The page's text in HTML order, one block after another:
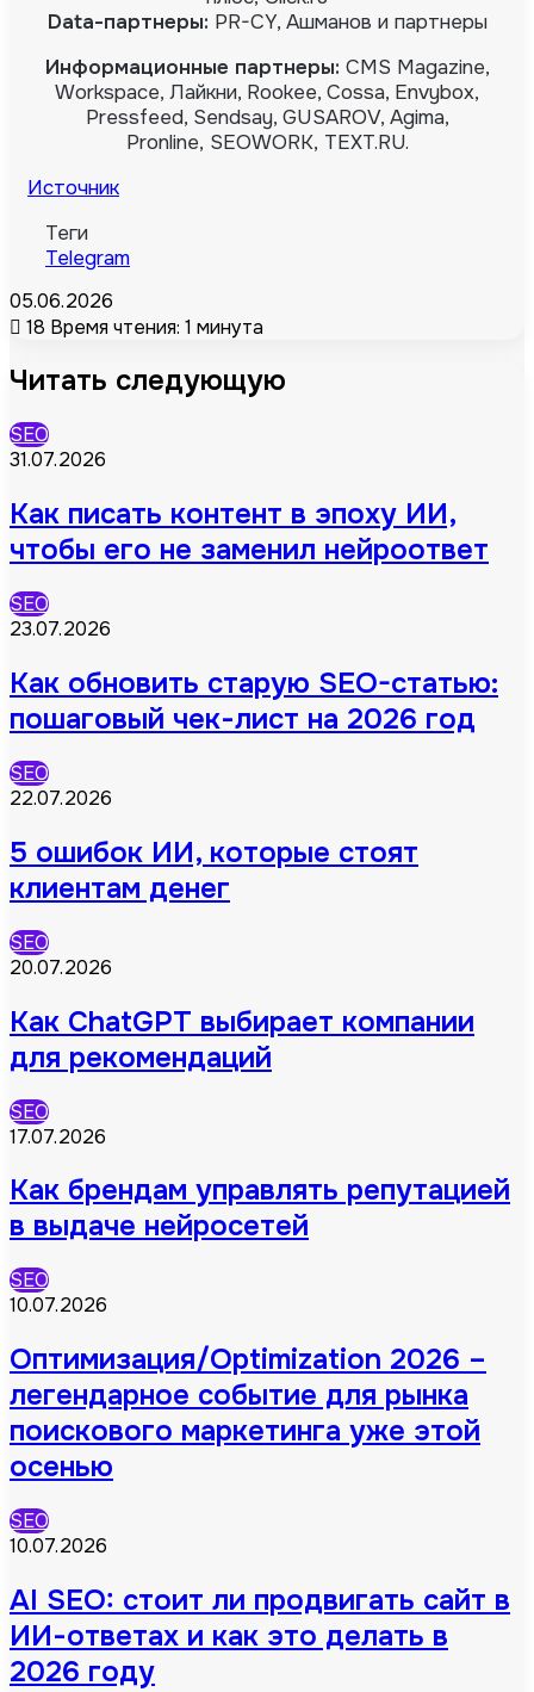
Data-партнеры: PR-CY, Ашманов и партнеры
Информационные партнеры: CMS Magazine,
Workspace, Лайкни, Rookee, Cossa, Envybox,
Pressfeed, Sendsay, GUSAROV, Agima,
Pronline, SEOWORK, TEXT.RU.
Источник
Теги
Telegram
05.06.2026
18 Время чтения: 1 минута
Читать следующую
SEO
31.07.2026
Как писать контент в эпоху ИИ,
чтобы его не заменил нейроответ
SEO
23.07.2026
Как обновить старую SEO-статью:
пошаговый чек-лист на 2026 год
SEO
22.07.2026
5 ошибок ИИ, которые стоят
клиентам денег
SEO
20.07.2026
Как ChatGPT выбирает компании
для рекомендаций
SEO
17.07.2026
Как брендам управлять репутацией
в выдаче нейросетей
SEO
10.07.2026
Оптимизация/Optimization 2026 –
легендарное событие для рынка
поискового маркетинга уже этой
осенью
SEO
10.07.2026
AI SEO: стоит ли продвигать сайт в
ИИ-ответах и как это делать в
2026 году